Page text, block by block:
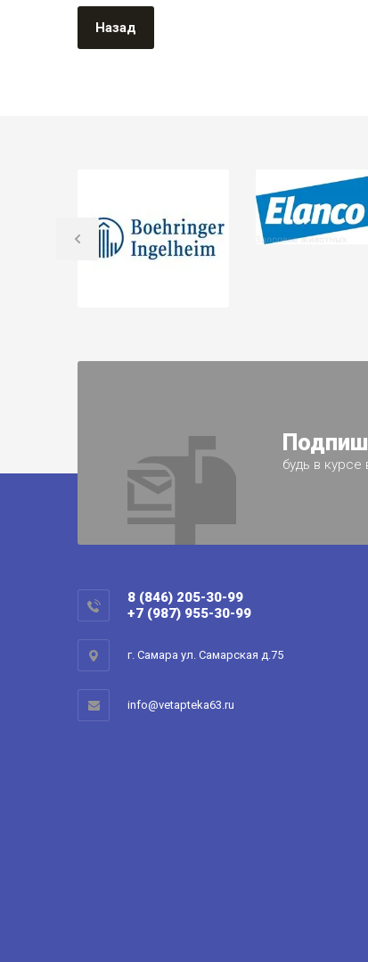
Назад
будь в
8 (846) 205-30-99
+7 (987) 955-30-99
г. Самара ул. Самарская д.75
info@vetapteka63.ru